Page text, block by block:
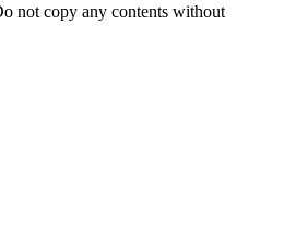
not copy any contents without